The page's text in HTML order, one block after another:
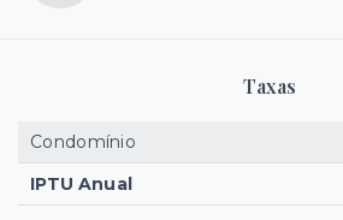
Taxas
Condomínio
IPTU Anual